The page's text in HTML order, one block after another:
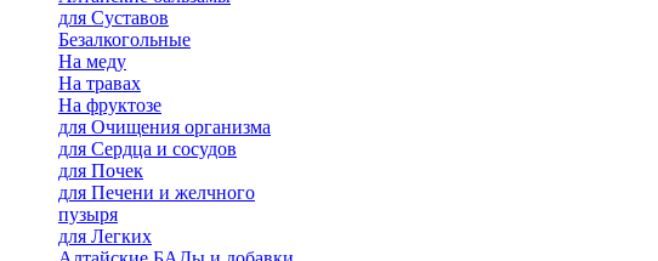
для Суставов
Безалкогольные
На меду
На травах
На фруктозе
для Очищения организма
для Сердца и сосудов
для Почек
для Печени и желчного
пузыря
для Легких